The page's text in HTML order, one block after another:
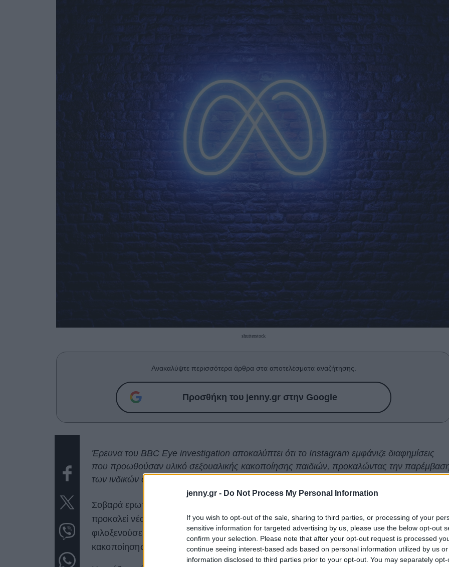
jenny.gr - Do Not Process My Personal Information
If you wish to opt-out of the sale, sharing to third parties, or processing of your
sensitive information for targeted advertising by us, please use the below opt-out
confirm your selection. Please note that after your opt-out request is processed
continue seeing interest-based ads based on personal information utilized by us
information disclosed to third parties prior to your opt-out. You may separately
shutterstock
Ανακαλύψτε περισσότερα άρθρα στα αποτελέσματα αναζήτησης.
Προσθήκη του jenny.gr στην Google
Έρευνα του BBC Eye investigation αποκαλύπτει ότι το Instagram εμφάνιζε διαφημίσεις
που προωθούσαν υλικό σεξουαλικής κακοποίησης παιδιών, προκαλώντας την
των ινδικών αρχών.
Σοβαρά ερωτήματα για την αποτελεσματικότητα των μηχανισμών ελέγχου του Instagram
προκαλεί νέα αποκαλυπτική έρευνα του BBC, σύμφωνα με την οποία η πλατφόρμα
φιλοξενούσε επί πληρωμή διαφημίσεις που προωθούσαν υλικό σεξουαλικής
κακοποίησης ανηλίκων στην Ινδία.